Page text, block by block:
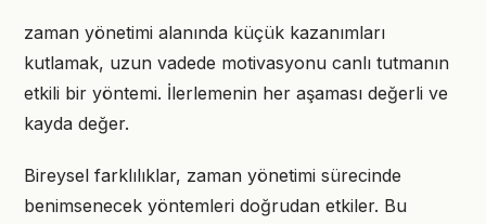
zaman yönetimi alanında küçük kazanımları
kutlamak, uzun vadede motivasyonu canlı tutmanın
etkili bir yöntemi. İlerlemenin her aşaması değerli ve
kayda değer.
Bireysel farklılıklar, zaman yönetimi sürecinde
benimsenecek yöntemleri doğrudan etkiler. Bu